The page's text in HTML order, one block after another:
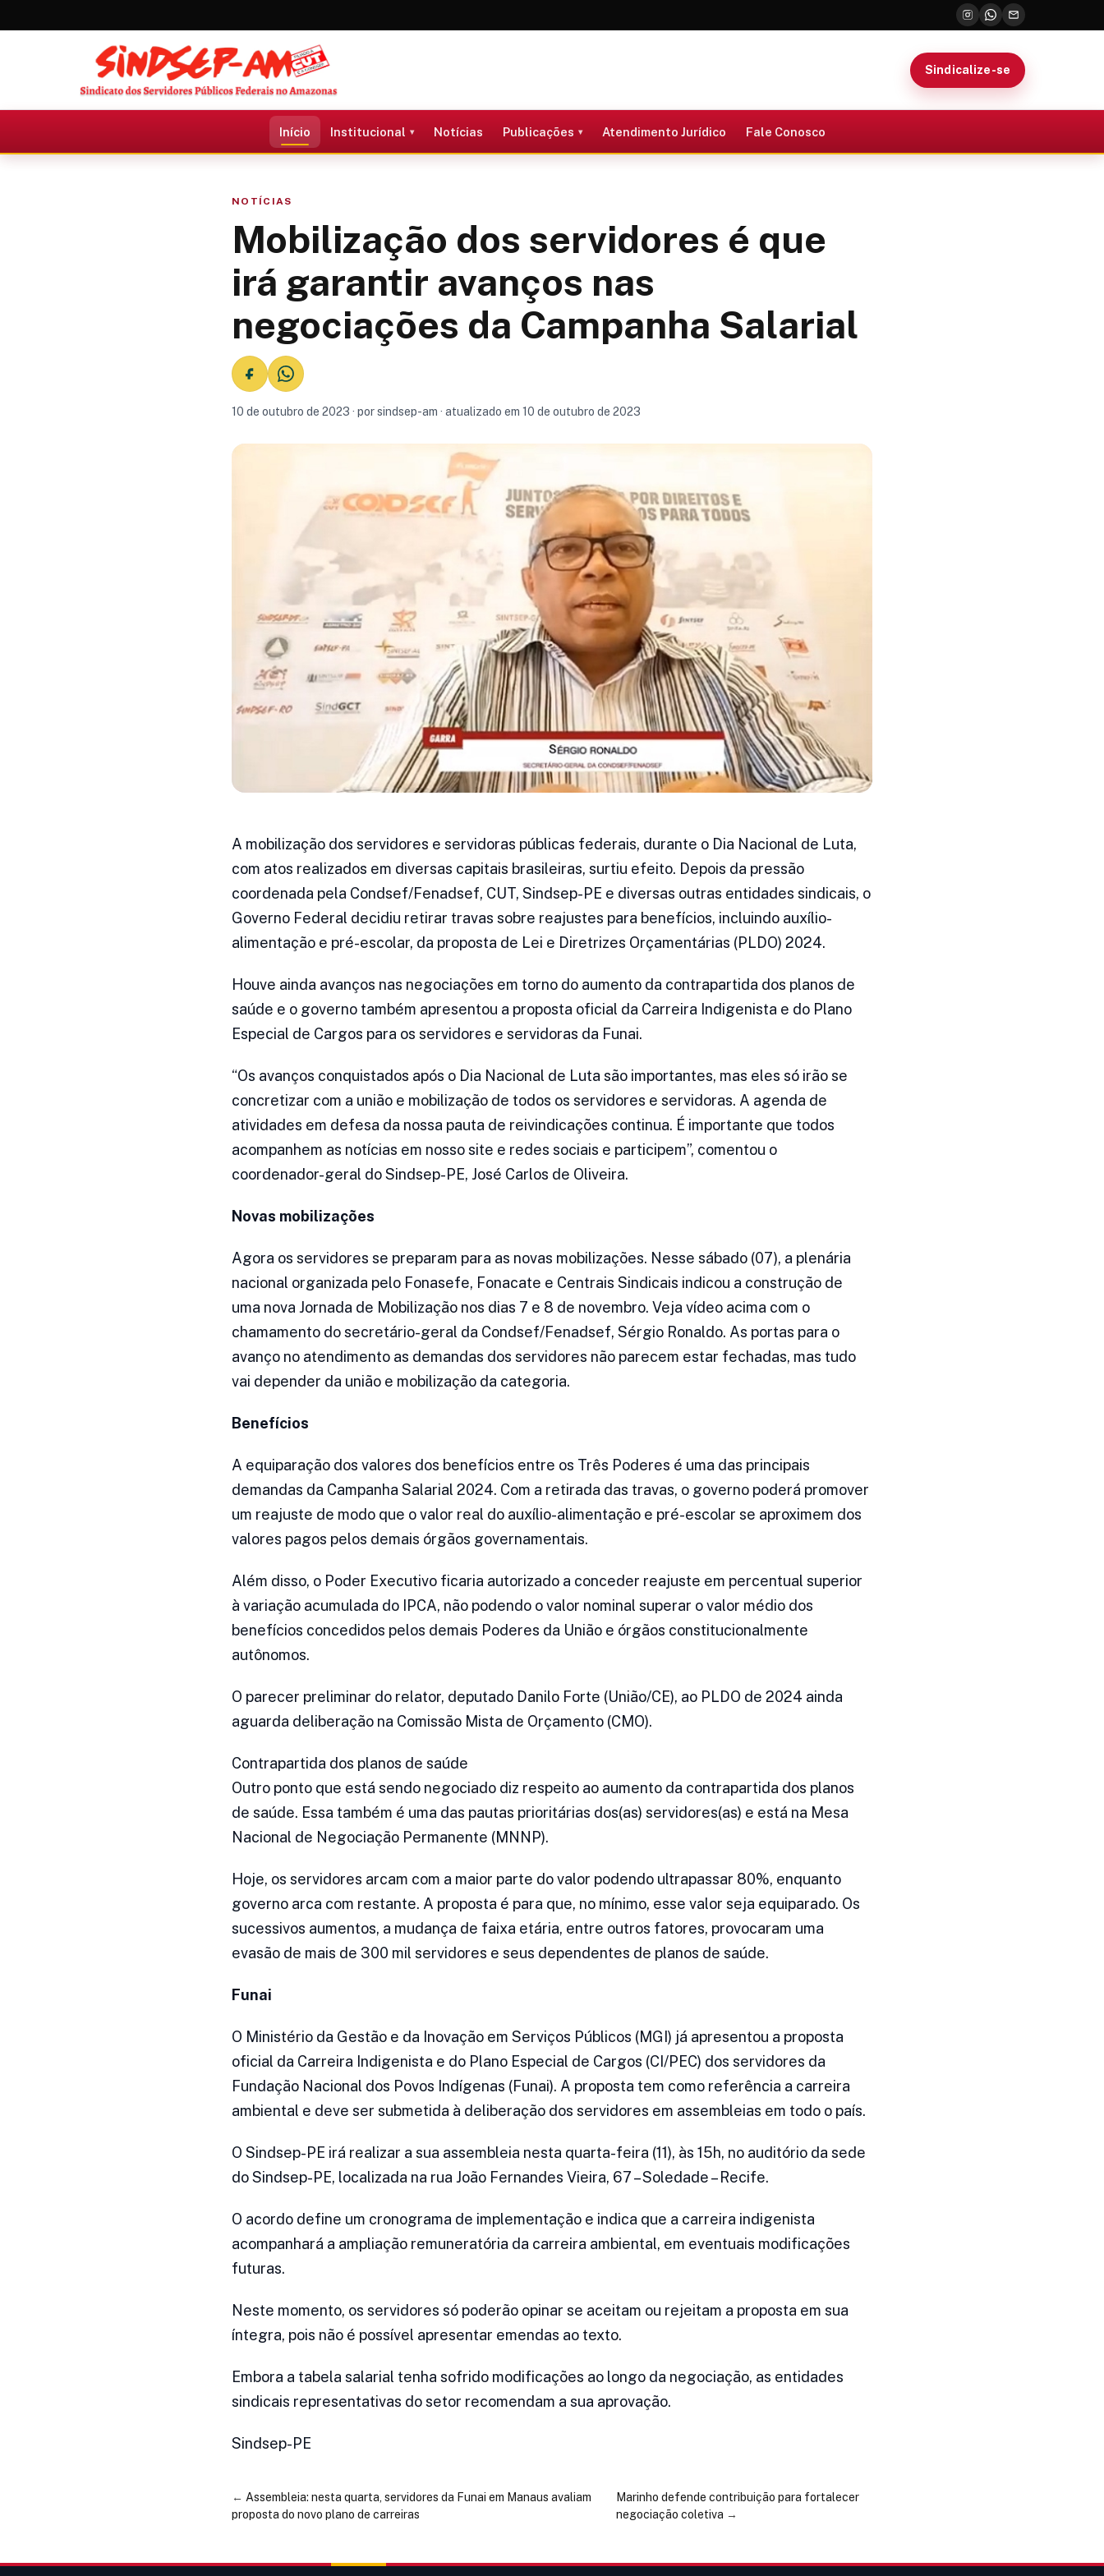
Sindicalize-se
Início Institucional Notícias Publicações Atendimento Jurídico Fale Conosco
NOTÍCIAS
Mobilização dos servidores é que
irá garantir avanços nas
negociações da Campanha Salarial
10 de outubro de 2023 · por sindsep-am · atualizado em 10 de outubro de 2023
A mobilização dos servidores e servidoras públicas federais, durante o Dia Nacional de Luta,
com atos realizados em diversas capitais brasileiras, surtiu efeito. Depois da pressão
coordenada pela Condsef/Fenadsef, CUT, Sindsep-PE e diversas outras entidades sindicais, o
Governo Federal decidiu retirar travas sobre reajustes para benefícios, incluindo auxílio-
alimentação e pré-escolar, da proposta de Lei e Diretrizes Orçamentárias (PLDO) 2024.
Houve ainda avanços nas negociações em torno do aumento da contrapartida dos planos de
saúde e o governo também apresentou a proposta oficial da Carreira Indigenista e do Plano
Especial de Cargos para os servidores e servidoras da Funai.
“Os avanços conquistados após o Dia Nacional de Luta são importantes, mas eles só irão se
concretizar com a união e mobilização de todos os servidores e servidoras. A agenda de
atividades em defesa da nossa pauta de reivindicações continua. É importante que todos
acompanhem as notícias em nosso site e redes sociais e participem”, comentou o
coordenador-geral do Sindsep-PE, José Carlos de Oliveira.
Novas mobilizações
Agora os servidores se preparam para as novas mobilizações. Nesse sábado (07), a plenária
nacional organizada pelo Fonasefe, Fonacate e Centrais Sindicais indicou a construção de
uma nova Jornada de Mobilização nos dias 7 e 8 de novembro. Veja vídeo acima com o
chamamento do secretário-geral da Condsef/Fenadsef, Sérgio Ronaldo. As portas para o
avanço no atendimento as demandas dos servidores não parecem estar fechadas, mas tudo
vai depender da união e mobilização da categoria.
Benefícios
A equiparação dos valores dos benefícios entre os Três Poderes é uma das principais
demandas da Campanha Salarial 2024. Com a retirada das travas, o governo poderá promover
um reajuste de modo que o valor real do auxílio-alimentação e pré-escolar se aproximem dos
valores pagos pelos demais órgãos governamentais.
Além disso, o Poder Executivo ficaria autorizado a conceder reajuste em percentual superior
à variação acumulada do IPCA, não podendo o valor nominal superar o valor médio dos
benefícios concedidos pelos demais Poderes da União e órgãos constitucionalmente
autônomos.
O parecer preliminar do relator, deputado Danilo Forte (União/CE), ao PLDO de 2024 ainda
aguarda deliberação na Comissão Mista de Orçamento (CMO).
Contrapartida dos planos de saúde
Outro ponto que está sendo negociado diz respeito ao aumento da contrapartida dos planos
de saúde. Essa também é uma das pautas prioritárias dos(as) servidores(as) e está na Mesa
Nacional de Negociação Permanente (MNNP).
Hoje, os servidores arcam com a maior parte do valor podendo ultrapassar 80%, enquanto
governo arca com restante. A proposta é para que, no mínimo, esse valor seja equiparado. Os
sucessivos aumentos, a mudança de faixa etária, entre outros fatores, provocaram uma
evasão de mais de 300 mil servidores e seus dependentes de planos de saúde.
Funai
O Ministério da Gestão e da Inovação em Serviços Públicos (MGI) já apresentou a proposta
oficial da Carreira Indigenista e do Plano Especial de Cargos (CI/PEC) dos servidores da
Fundação Nacional dos Povos Indígenas (Funai). A proposta tem como referência a carreira
ambiental e deve ser submetida à deliberação dos servidores em assembleias em todo o país.
O Sindsep-PE irá realizar a sua assembleia nesta quarta-feira (11), às 15h, no auditório da sede
do Sindsep-PE, localizada na rua João Fernandes Vieira, 67 – Soledade – Recife.
O acordo define um cronograma de implementação e indica que a carreira indigenista
acompanhará a ampliação remuneratória da carreira ambiental, em eventuais modificações
futuras.
Neste momento, os servidores só poderão opinar se aceitam ou rejeitam a proposta em sua
íntegra, pois não é possível apresentar emendas ao texto.
Embora a tabela salarial tenha sofrido modificações ao longo da negociação, as entidades
sindicais representativas do setor recomendam a sua aprovação.
Sindsep-PE
← Assembleia: nesta quarta, servidores da Funai em Manaus avaliam
proposta do novo plano de carreiras
Marinho defende contribuição para fortalecer
negociação coletiva →